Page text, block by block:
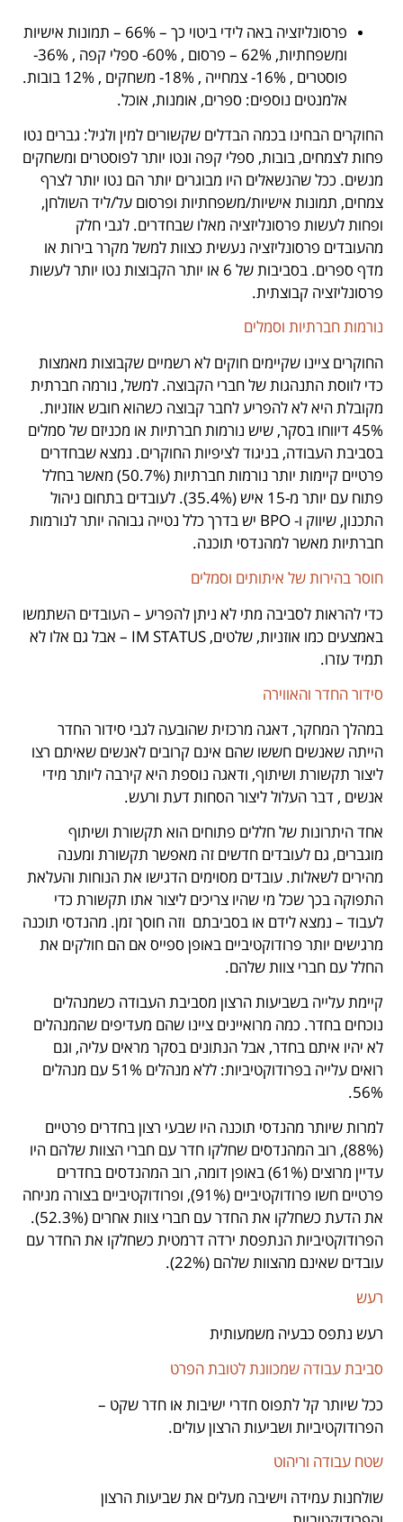
פרסונליזציה באה לידי ביטוי כך – 66% – תמונות אישיות
ומשפחתיות, 62% – פרסום , 60%- ספלי קפה , 36%-
פוסטרים , 16%- צמחייה , 18%- משחקים , 12% בובות.
אלמנטים נוספים: ספרים, אומנות, אוכל.
החוקרים הבחינו בכמה הבדלים שקשורים למין ולגיל: גברים נטו
פחות לצמחים, בובות, ספלי קפה ונטו יותר לפוסטרים ומשחקים
מנשים. ככל שהנשאלים היו מבוגרים יותר הם נטו יותר לצרף
צמחים, תמונות אישיות/משפחתיות ופרסום על/ליד השולחן,
ופחות לעשות פרסונליזציה מאלו שבחדרים. לגבי חלק
מהעובדים פרסונליזציה נעשית כצוות למשל מקרר בירות או
מדף ספרים. בסביבות של 6 או יותר הקבוצות נטו יותר לעשות
פרסונליזציה קבוצתית.
נורמות חברתיות וסמלים
החוקרים ציינו שקיימים חוקים לא רשמיים שקבוצות מאמצות
כדי לווסת התנהגות של חברי הקבוצה. למשל, נורמה חברתית
מקובלת היא לא להפריע לחבר קבוצה כשהוא חובש אוזניות.
45% דיווחו בסקר, שיש נורמות חברתיות או מכניזם של סמלים
בסביבת העבודה, בניגוד לציפיות החוקרים. נמצא שבחדרים
פרטיים קיימות יותר נורמות חברתיות (50.7%) מאשר בחלל
פתוח עם יותר מ-15 איש (35.4%). לעובדים בתחום ניהול
התכנון, שיווק ו- BPO יש בדרך כלל נטייה גבוהה יותר לנורמות
חברתיות מאשר למהנדסי תוכנה.
חוסר בהירות של איתותים וסמלים
כדי להראות לסביבה מתי לא ניתן להפריע – העובדים השתמשו
באמצעים כמו אוזניות, שלטים, IM STATUS – אבל גם אלו לא
תמיד עזרו.
סידור החדר והאווירה
במהלך המחקר, דאגה מרכזית שהובעה לגבי סידור החדר
הייתה שאנשים חששו שהם אינם קרובים לאנשים שאיתם רצו
ליצור תקשורת ושיתוף, ודאגה נוספת היא קירבה ליותר מידי
אנשים , דבר העלול ליצור הסחות דעת ורעש.
אחד היתרונות של חללים פתוחים הוא תקשורת ושיתוף
מוגברים, גם לעובדים חדשים זה מאפשר תקשורת ומענה
מהירים לשאלות. עובדים מסוימים הדגישו את הנוחות והעלאת
התפוקה בכך שכל מי שהיו צריכים ליצור אתו תקשורת כדי
לעבוד – נמצא לידם או בסביבתם וזה חוסך זמן. מהנדסי תוכנה
מרגישים יותר פרודוקטיביים באופן ספייס אם הם חולקים את
החלל עם חברי צוות שלהם.
קיימת עלייה בשביעות הרצון מסביבת העבודה כשמנהלים
נוכחים בחדר. כמה מרואיינים ציינו שהם מעדיפים שהמנהלים
לא יהיו איתם בחדר, אבל הנתונים בסקר מראים עליה, וגם
רואים עלייה בפרודוקטיביות: ללא מנהלים 51% עם מנהלים
56%.
למרות שיותר מהנדסי תוכנה היו שבעי רצון בחדרים פרטיים
(88%), רוב המהנדסים שחלקו חדר עם חברי הצוות שלהם היו
עדיין מרוצים (61%) באופן דומה, רוב המהנדסים בחדרים
פרטיים חשו פרודוקטיביים (91%), ופרודוקטיביים בצורה מניחה
את הדעת כשחלקו את החדר עם חברי צוות אחרים (52.3%).
הפרודוקטיביות הנתפסת ירדה דרמטית כשחלקו את החדר עם
עובדים שאינם מהצוות שלהם (22%).
רעש
רעש נתפס כבעיה משמעותית
סביבת עבודה שמכוונת לטובת הפרט
ככל שיותר קל לתפוס חדרי ישיבות או חדר שקט –
הפרודוקטיביות ושביעות הרצון עולים.
שטח עבודה וריהוט
שולחנות עמידה וישיבה מעלים את שביעות הרצון